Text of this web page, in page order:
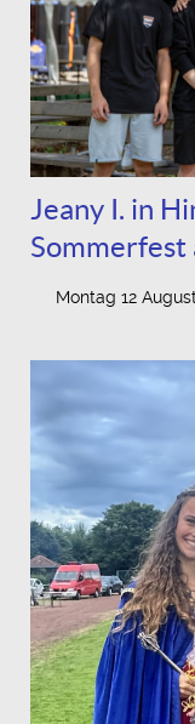
Jeany I. in
Sommerfest
Montag 12